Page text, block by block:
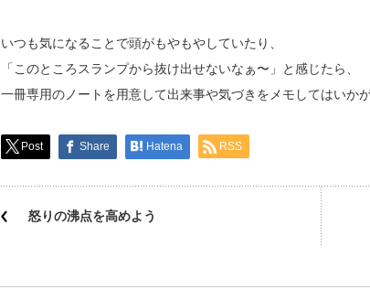
いつも気になることで頭がもやもやしていたり、
「このところスランプから抜け出せないなぁ〜」と感じたら、
一冊専用のノートを用意して出来事や気づきをメモしてはいか
Post Share Hatena RSS
怒りの沸点を高めよう